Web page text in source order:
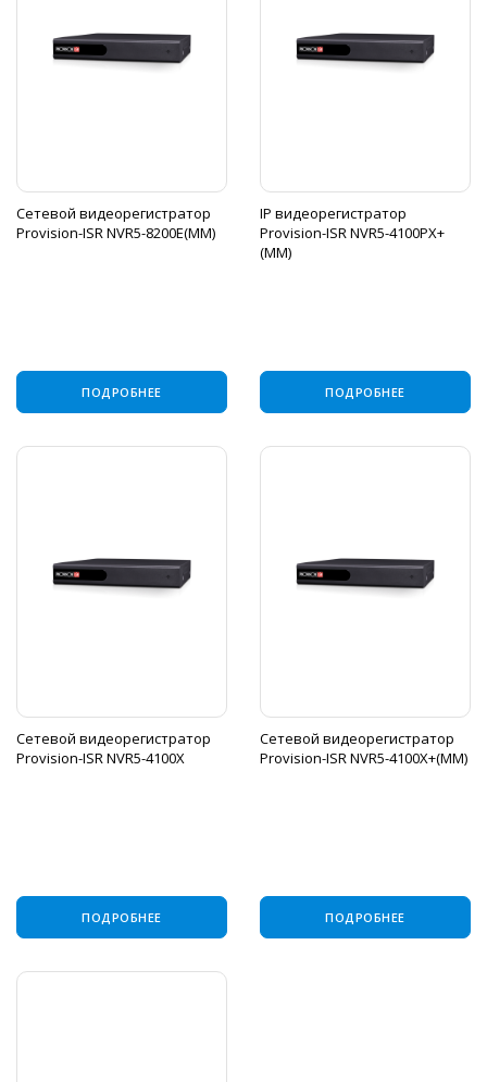
Сетевой видеорегистратор
Provision-ISR NVR5-8200E(MM)
ПОДРОБНЕЕ
IP видеорегистратор
Provision-ISR NVR5-4100PX+
(MM)
ПОДРОБНЕЕ
Сетевой видеорегистратор
Provision-ISR NVR5-4100X
ПОДРОБНЕЕ
Сетевой видеорегистратор
Provision-ISR NVR5-4100X+(MM)
ПОДРОБНЕЕ